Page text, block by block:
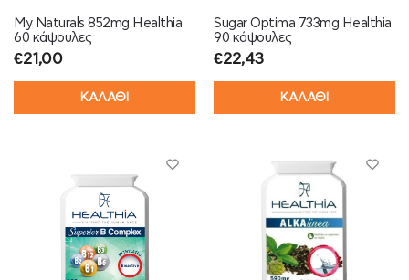
My Naturals 852mg Healthia
60 κάψουλες
€21,00
ΚΑΛΑΘΙ
Sugar Optima 733mg Healthia
90 κάψουλες
€22,43
ΚΑΛΑΘΙ